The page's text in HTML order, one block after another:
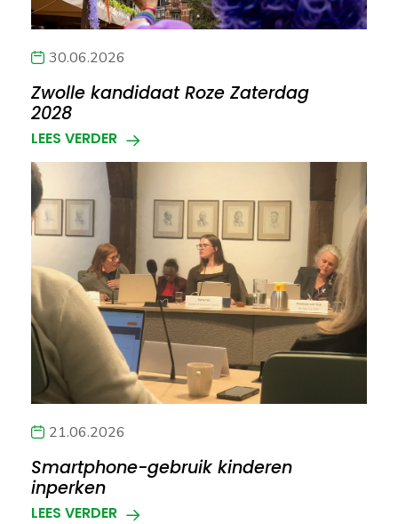
30.06.2026
Zwolle kandidaat Roze Zaterdag
2028
LEES VERDER
21.06.2026
Smartphone-gebruik kinderen
inperken
LEES VERDER